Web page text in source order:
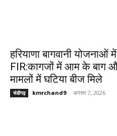
हरियाणा बागवानी
FIR:कागजों में आम के बाग
मामलों में घटिया बीज मिले
चंडीगढ़ kmrchand9 - अगस्त 7, 2026